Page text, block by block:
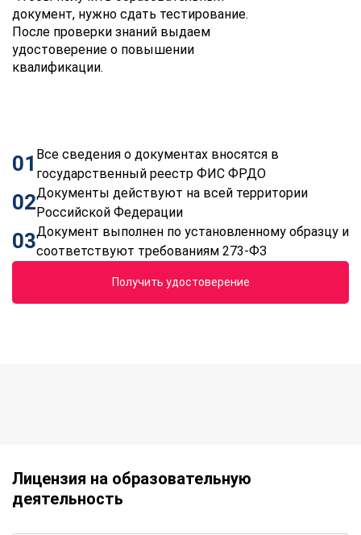
документ, нужно сдать тестирование.
После проверки знаний выдаем
удостоверение о повышении
квалификации.
01 Все сведения о документах вносятся в
государственный реестр ФИС ФРДО
02Документы действуют на всей территории
Российской Федерации
03Документ выполнен по установленному образцу и
соответствуют требованиям 273-ФЗ
Получить удостоверение
Лицензия на образовательную
деятельность